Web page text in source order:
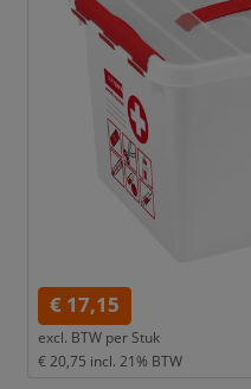
€ 17,15
excl. BTW per Stuk
€ 20,75 incl. 21% BTW